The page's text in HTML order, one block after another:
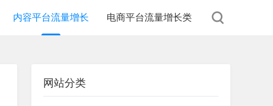
内容平台流量增长 电商平台流量增长类
网站分类